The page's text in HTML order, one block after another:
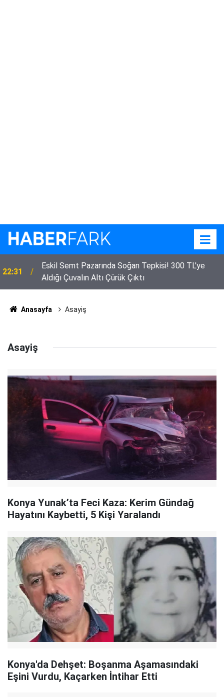
22:31
Eskil Semt Pazarında Soğan Tepkisi! 300 TL'ye
Aldığı Çuvalın Altı Çürük Çıktı
Anasayfa Asayiş
Asayiş
Konya Yunak’ta Feci Kaza: Kerim Gündağ
Hayatını Kaybetti, 5 Kişi Yaralandı
Konya'da Dehşet: Boşanma Aşamasındaki
Eşini Vurdu, Kaçarken İntihar Etti